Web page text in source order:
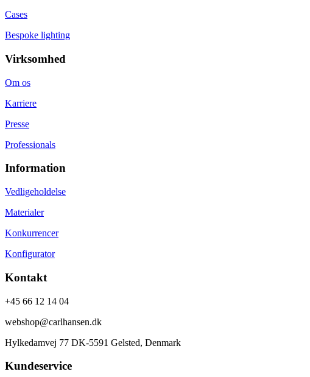
Cases
Bespoke lighting
Virksomhed
Om os
Karriere
Presse
Professionals
Information
Vedligeholdelse
Materialer
Konkurrencer
Konfigurator
Kontakt
+45 66 12 14 04
webshop@carlhansen.dk
Hylkedamvej 77 DK-5591 Gelsted, Denmark
Kundeservice